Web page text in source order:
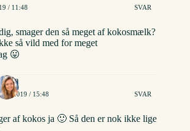
/ 11:48 SVAR
smager den så meget af kokosmælk?
så vild med for meget
😛
11/2019 / 15:48 SVAR
af kokos ja 🙂 Så den er nok ikke lige